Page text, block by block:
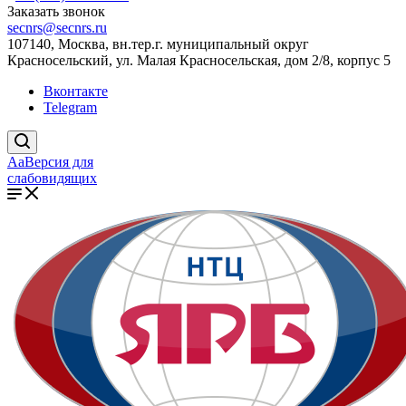
Заказать звонок
secnrs@secnrs.ru
107140, Москва, вн.тер.г. муниципальный округ
Красносельский, ул. Малая Красносельская, дом 2/8, корпус 5
Вконтакте
Telegram
AaВерсия для
слабовидящих